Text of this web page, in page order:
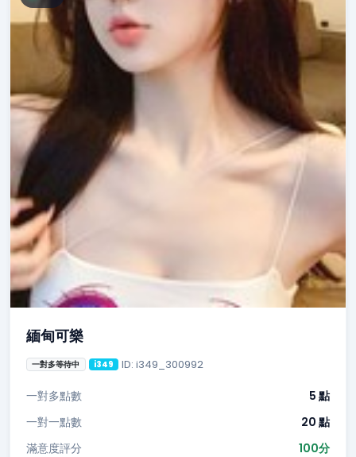
緬甸可樂
一對多等待中 i349 ID: i349_300992
一對多點數
5 點
一對一點數
20 點
滿意度評分
100分